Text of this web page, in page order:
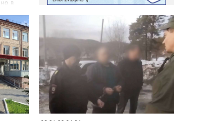
в
по
по